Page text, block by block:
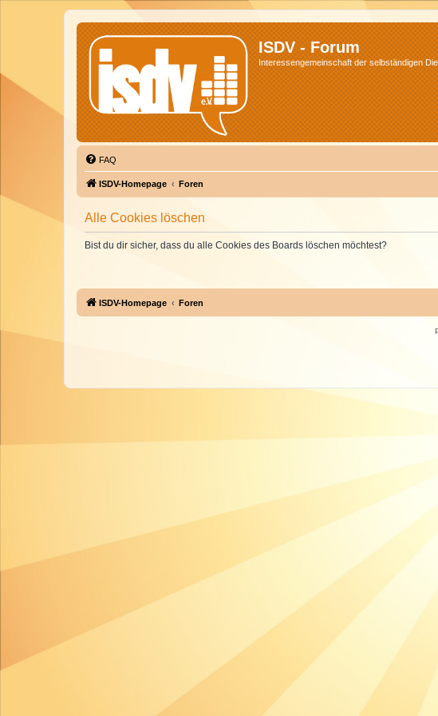
ISDV - Forum
Interessengemeinschaft der selbständigen
FAQ
ISDV-Homepage Foren
Alle Cookies löschen
Bist du dir sicher, dass du alle Cookies des Boards löschen möchtest?
ISDV-Homepage Foren